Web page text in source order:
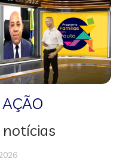
notícias